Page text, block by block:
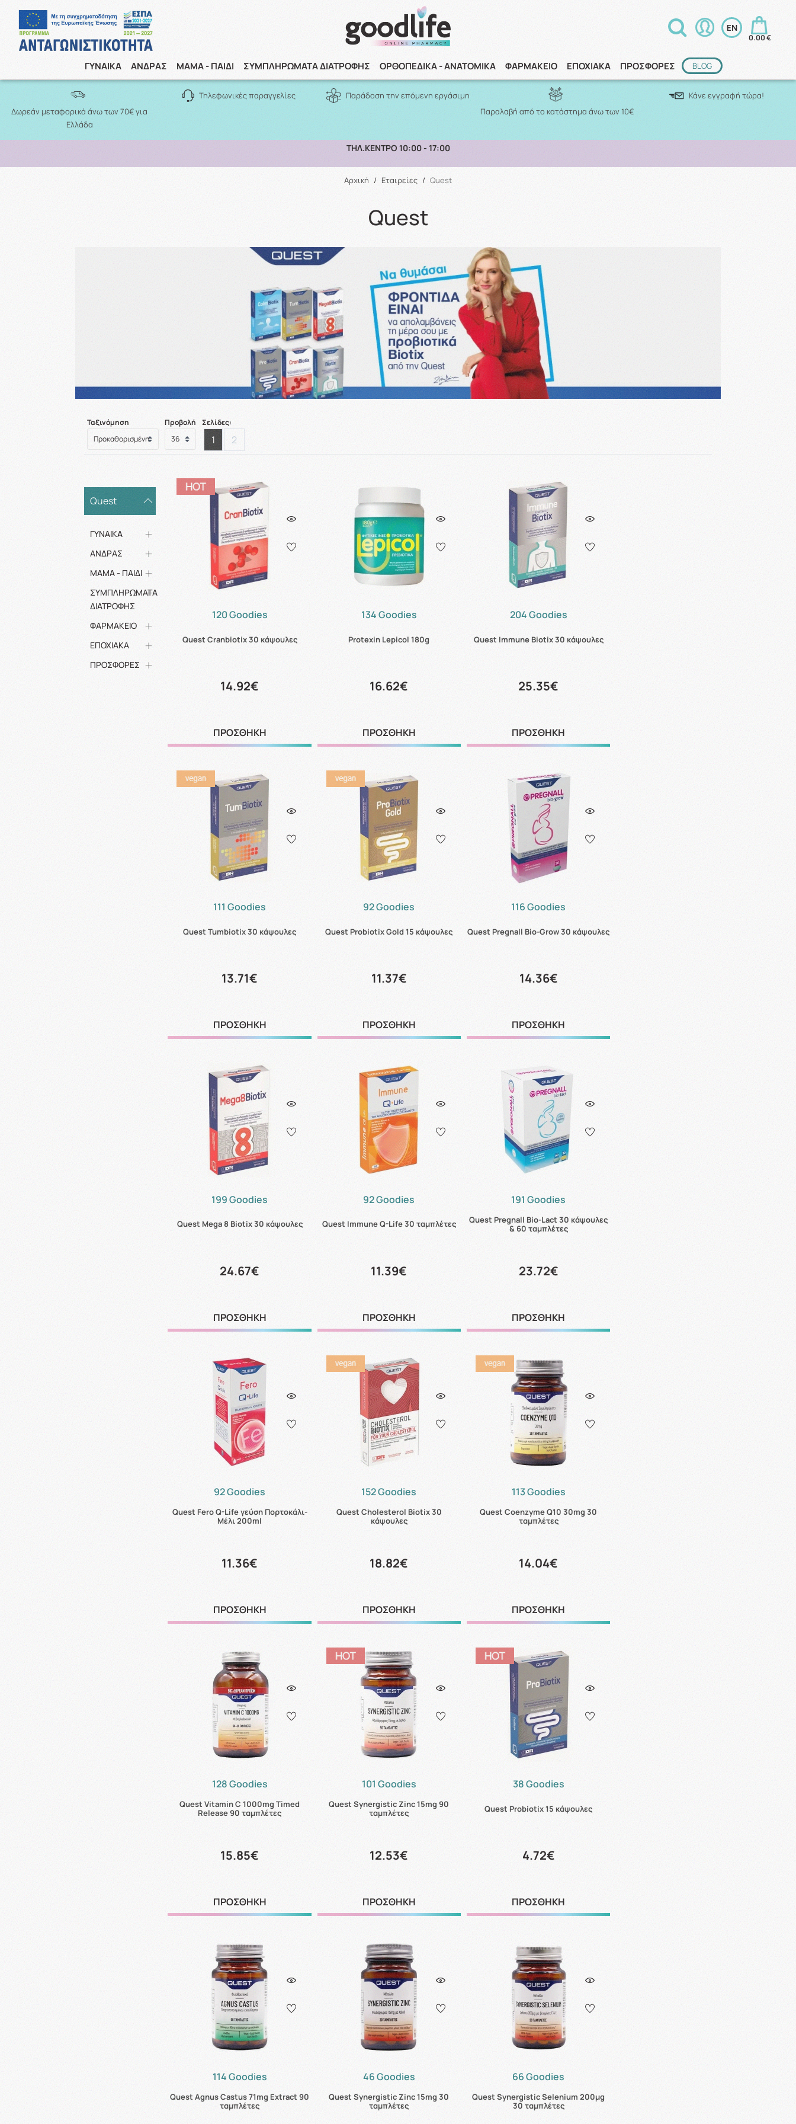
0.00 €
ΓΥΝΑΙΚΑ ΑΝΔΡΑΣ ΜΑΜΑ - ΠΑΙΔΙ ΣΥΜΠΛΗΡΩΜΑΤΑ ΔΙΑΤΡΟΦΗΣ ΟΡΘΟΠΕΔΙΚΑ - ΑΝΑΤΟΜΙΚΑ ΦΑΡΜΑΚΕΙΟ ΕΠΟΧΙΑΚΑ ΠΡΟΣΦΟΡΕΣ BLOG
Αναζήτηση
Δωρεάν μεταφορικά άνω των 70€ για
Ελλάδα
Τηλεφωνικές παραγγελίες
Παράδοση την επόμενη εργάσιμη
Παραλαβή από το κατάστημα άνω των 10€
Κάνε εγγραφή τώρα!
ΠΑΡΑΛΑΒΗ ΑΠΟ ΤΟ ΚΑΤΑΣΤΗΜΑ ΑΝΩ ΤΩΝ 10€
Αρχική / Εταιρείες / Quest
Quest
Ταξινόμηση Προβολή Σελίδες:
1 2
Quest
ΓΥΝΑΙΚΑ
ΑΝΔΡΑΣ
ΜΑΜΑ - ΠΑΙΔΙ
ΣΥΜΠΛΗΡΩΜΑΤΑ
ΔΙΑΤΡΟΦΗΣ
ΦΑΡΜΑΚΕΙΟ
ΕΠΟΧΙΑΚΑ
ΠΡΟΣΦΟΡΕΣ
120 Goodies
Quest Cranbiotix 30 κάψουλες
14.92€
ΠΡΟΣΘΗΚΗ
134 Goodies
Protexin Lepicol 180g
16.62€
ΠΡΟΣΘΗΚΗ
204 Goodies
Quest Immune Biotix 30 κάψουλες
25.35€
ΠΡΟΣΘΗΚΗ
111 Goodies
Quest Tumbiotix 30 κάψουλες
13.71€
ΠΡΟΣΘΗΚΗ
92 Goodies
Quest Probiotix Gold 15 κάψουλες
11.37€
ΠΡΟΣΘΗΚΗ
116 Goodies
Quest Pregnall Bio-Grow 30 κάψουλες
14.36€
ΠΡΟΣΘΗΚΗ
199 Goodies
Quest Mega 8 Biotix 30 κάψουλες
24.67€
ΠΡΟΣΘΗΚΗ
92 Goodies
Quest Immune Q-Life 30 ταμπλέτες
11.39€
ΠΡΟΣΘΗΚΗ
191 Goodies
Quest Pregnall Bio-Lact 30 κάψουλες
& 60 ταμπλέτες
23.72€
ΠΡΟΣΘΗΚΗ
92 Goodies
Quest Fero Q-Life γεύση Πορτοκάλι-
Μέλι 200ml
11.36€
ΠΡΟΣΘΗΚΗ
152 Goodies
Quest Cholesterol Biotix 30
κάψουλες
18.82€
ΠΡΟΣΘΗΚΗ
113 Goodies
Quest Coenzyme Q10 30mg 30
ταμπλέτες
14.04€
ΠΡΟΣΘΗΚΗ
128 Goodies
Quest Vitamin C 1000mg Timed
Release 90 ταμπλέτες
15.85€
ΠΡΟΣΘΗΚΗ
101 Goodies
Quest Synergistic Zinc 15mg 90
ταμπλέτες
12.53€
ΠΡΟΣΘΗΚΗ
38 Goodies
Quest Probiotix 15 κάψουλες
4.72€
ΠΡΟΣΘΗΚΗ
114 Goodies
Quest Agnus Castus 71mg Extract 90
ταμπλέτες
46 Goodies
Quest Synergistic Zinc 15mg 30
ταμπλέτες
66 Goodies
Quest Synergistic Selenium 200μg
30 ταμπλέτες